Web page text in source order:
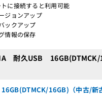
に接続すると利用可能
ジョンアップ
ックアップ
情報の保存
耐久USB 16GB(DTMCK/
16GB)（中古/新